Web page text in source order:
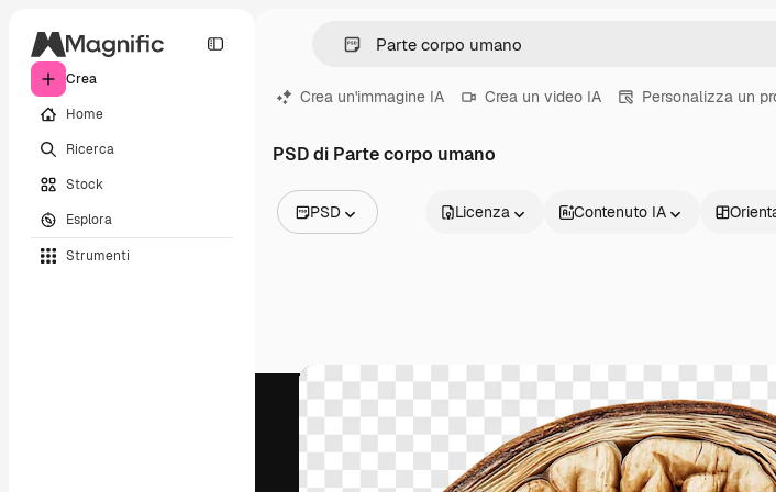
Crea
Home
Ricerca
Stock
Esplora
Strumenti
Crea un'immagine IA Crea un video IA Personalizza un
PSD di Parte corpo umano
PSD
Video
Icone
Modelli 3D
Font
Licenza Contenuto IA
Prodotti